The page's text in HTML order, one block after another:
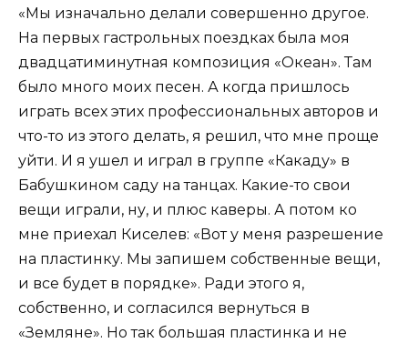
«Мы изначально делали совершенно другое.
На первых гастрольных поездках была моя
двадцатиминутная композиция «Океан». Там
было много моих песен. А когда пришлось
играть всех этих профессиональных авторов и
что-то из этого делать, я решил, что мне проще
уйти. И я ушел и играл в группе «Какаду» в
Бабушкином саду на танцах. Какие-то свои
вещи играли, ну, и плюс каверы. А потом ко
мне приехал Киселев: «Вот у меня разрешение
на пластинку. Мы запишем собственные вещи,
и все будет в порядке». Ради этого я,
собственно, и согласился вернуться в
«Земляне». Но так большая пластинка и не